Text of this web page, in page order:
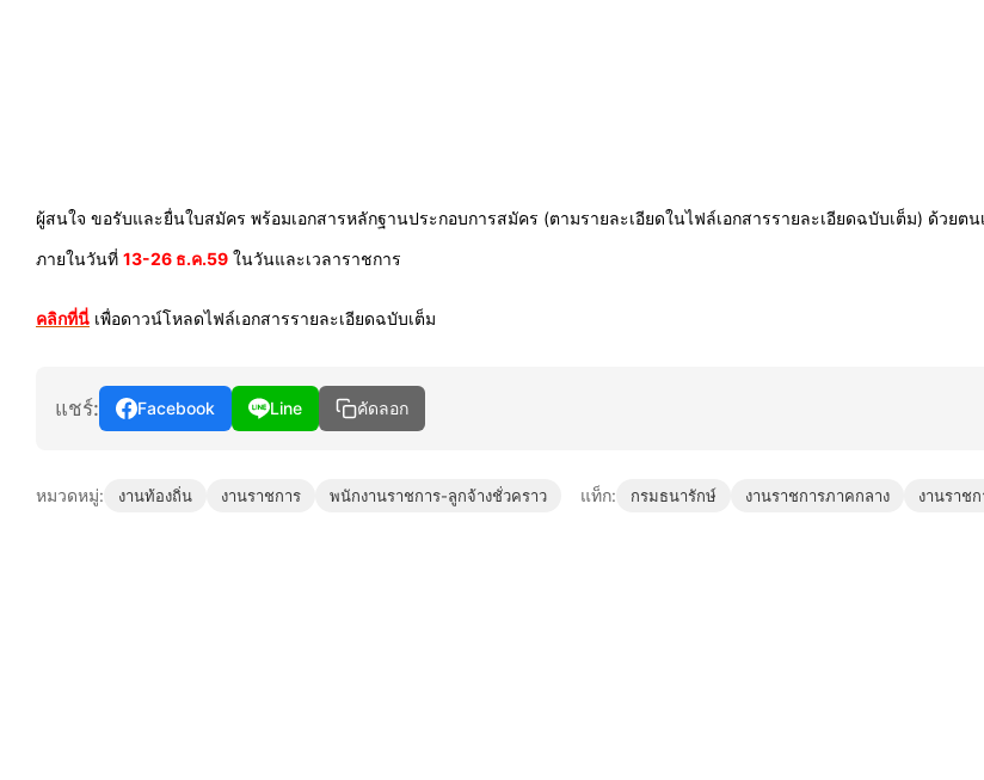
ผู้สนใจ ขอรับและยื่นใบสมัคร พร้อมเอกสารหลักฐานประกอบการสมัคร (ตามรายละเอียดในไฟล์เอกสารรายละเอียดฉบับเต็ม) ด้วย
ภายในวันที่ 13-26 ธ.ค.59 ในวันและเวลาราชการ
คลิกที่นี่ เพื่อดาวน์โหลดไฟล์เอกสารรายละเอียดฉบับเต็ม
แชร์: Facebook Line คัดลอก
หมวดหมู่: งานท้องถิ่น งานราชการ พนักงานราชการ-ลูกจ้างชั่วคราว แท็ก: กรมธนารักษ์ งานราชการภาคกลาง งานราช